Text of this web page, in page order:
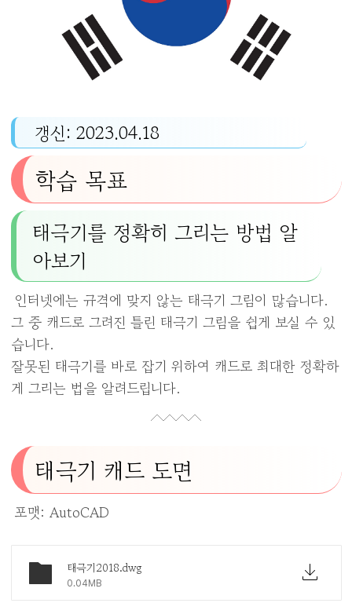
갱신: 2023.04.18
학습 목표
태극기를 정확히 그리는 방법 알
아보기
인터넷에는 규격에 맞지 않는 태극기 그림이 많습니다.
그 중 캐드로 그려진 틀린 태극기 그림을 쉽게 보실 수 있
습니다.
잘못된 태극기를 바로 잡기 위하여 캐드로 최대한 정확하
게 그리는 법을 알려드립니다.
태극기 캐드 도면
포맷: AutoCAD
태극기2018.dwg
0.04MB